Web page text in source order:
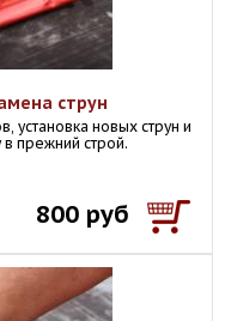
струн
установка новых струн и
в прежний строй.
800 руб